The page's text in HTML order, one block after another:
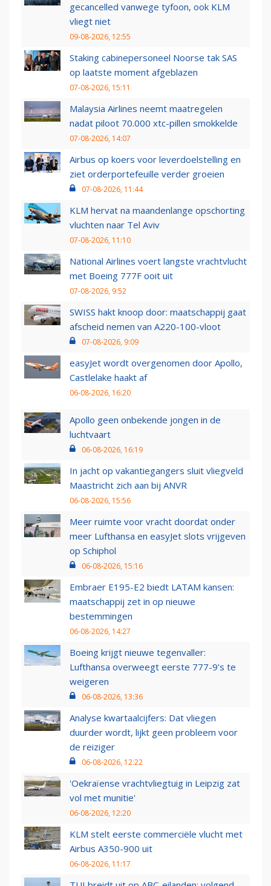
gecancelled vanwege tyfoon, ook KLM
vliegt niet
09-08-2026, 12:55
Staking cabinepersoneel Noorse tak SAS
op laatste moment afgeblazen
07-08-2026, 15:11
Malaysia Airlines neemt maatregelen
nadat piloot 70.000 xtc-pillen smokkelde
07-08-2026, 14:07
Airbus op koers voor leverdoelstelling en
ziet orderportefeuille verder groeien
07-08-2026, 11:44
KLM hervat na maandenlange opschorting
vluchten naar Tel Aviv
07-08-2026, 11:10
National Airlines voert langste vrachtvlucht
met Boeing 777F ooit uit
07-08-2026, 9:52
SWISS hakt knoop door: maatschappij gaat
afscheid nemen van A220-100-vloot
07-08-2026, 9:09
easyJet wordt overgenomen door Apollo,
Castlelake haakt af
06-08-2026, 16:20
Apollo geen onbekende jongen in de
luchtvaart
06-08-2026, 16:19
In jacht op vakantiegangers sluit vliegveld
Maastricht zich aan bij ANVR
06-08-2026, 15:56
Meer ruimte voor vracht doordat onder
meer Lufthansa en easyJet slots vrijgeven
op Schiphol
06-08-2026, 15:16
Embraer E195-E2 biedt LATAM kansen:
maatschappij zet in op nieuwe
bestemmingen
06-08-2026, 14:27
Boeing krijgt nieuwe tegenvaller:
Lufthansa overweegt eerste 777-9’s te
weigeren
06-08-2026, 13:36
Analyse kwartaalcijfers: Dat vliegen
duurder wordt, lijkt geen probleem voor
de reiziger
06-08-2026, 12:22
'Oekraïense vrachtvliegtuig in Leipzig zat
vol met munitie'
06-08-2026, 12:20
KLM stelt eerste commerciële vlucht met
Airbus A350-900 uit
06-08-2026, 11:17